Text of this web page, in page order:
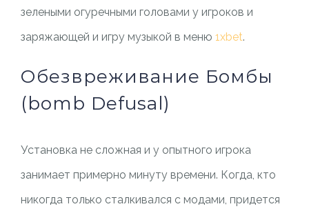
зелеными огуречными головами у игроков и
заряжающей и игру музыкой в меню 1xbet.
Обезвреживание Бомбы
(bomb Defusal)
Установка не сложная и у опытного игрока
занимает примерно минуту времени. Когда, кто
никогда только сталкивался с модами, придется